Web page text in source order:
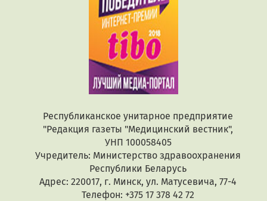
Республиканское унитарное предприятие
"Редакция газеты "Медицинский вестник",
УНП 100058405
Учредитель: Министерство здравоохранения
Республики Беларусь
Адрес: 220017, г. Минск, ул. Матусевича, 77-4
Телефон: +375 17 378 42 72